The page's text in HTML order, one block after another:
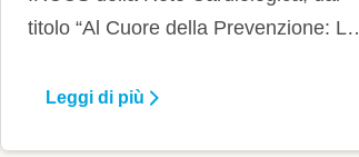
titolo “Al Cuore della Prevenzione: Lo
sull’implementazione di approcci
Leggi di più